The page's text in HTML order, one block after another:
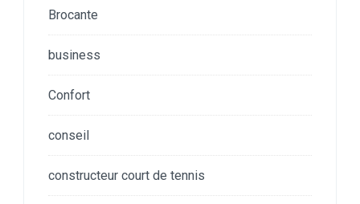
Brocante
business
Confort
conseil
constructeur court de tennis